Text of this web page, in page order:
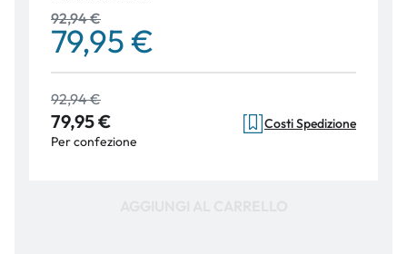
92,94 €
79,95 €
92,94 €
79,95 €
Per confezione
Costi Spedizione